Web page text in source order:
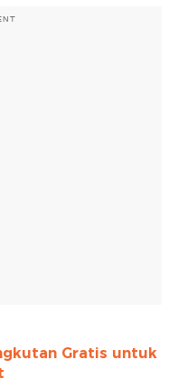
Gratis untuk